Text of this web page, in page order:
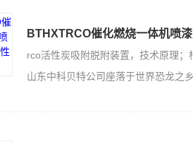
BTHXTRCO催化燃烧一体机喷
山东中科贝特公司座落于世界恐龙之乡的山东诸城，是一家集科技开发、生产